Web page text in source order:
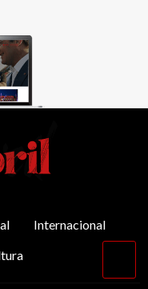
Internacional